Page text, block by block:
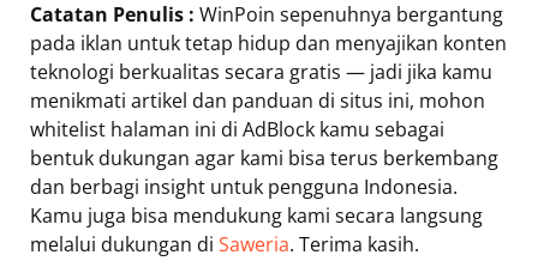
Catatan Penulis : WinPoin sepenuhnya bergantung
pada iklan untuk tetap hidup dan menyajikan konten
teknologi berkualitas secara gratis — jadi jika kamu
menikmati artikel dan panduan di situs ini, mohon
whitelist halaman ini di AdBlock kamu sebagai
bentuk dukungan agar kami bisa terus berkembang
dan berbagi insight untuk pengguna Indonesia.
Kamu juga bisa mendukung kami secara langsung
melalui dukungan di Saweria. Terima kasih.